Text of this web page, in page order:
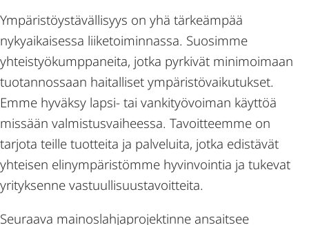
Ympäristöystävällisyys on yhä tärkeämpää
nykyaikaisessa liiketoiminnassa. Suosimme
yhteistyökumppaneita, jotka pyrkivät minimoimaan
tuotannossaan haitalliset ympäristövaikutukset.
Emme hyväksy lapsi- tai vankityövoiman käyttöä
missään valmistusvaiheessa. Tavoitteemme on
tarjota teille tuotteita ja palveluita, jotka edistävät
yhteisen elinympäristömme hyvinvointia ja tukevat
yrityksenne vastuullisuustavoitteita.
Seuraava mainoslahjaprojektinne ansaitsee